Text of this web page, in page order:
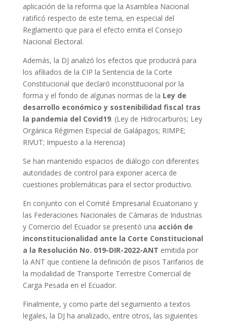
aplicación de la reforma que la Asamblea Nacional
ratificó respecto de este tema, en especial del
Reglamento que para el efecto emita el Consejo
Nacional Electoral.
Además, la DJ analizó los efectos que producirá para
los afiliados de la CIP la Sentencia de la Corte
Constitucional que declaró inconstitucional por la
forma y el fondo de algunas normas de la Ley de
desarrollo económico y sostenibilidad fiscal tras
la pandemia del Covid19. (Ley de Hidrocarburos; Ley
Orgánica Régimen Especial de Galápagos; RIMPE;
RIVUT; Impuesto a la Herencia)
Se han mantenido espacios de diálogo con diferentes
autoridades de control para exponer acerca de
cuestiones problemáticas para el sector productivo.
En conjunto con el Comité Empresarial Ecuatoriano y
las Federaciones Nacionales de Cámaras de Industrias
y Comercio del Ecuador se presentó una acción de
inconstitucionalidad ante la Corte Constitucional
a la Resolución No. 019-DIR-2022-ANT emitida por
la ANT que contiene la definición de pisos Tarifarios de
la modalidad de Transporte Terrestre Comercial de
Carga Pesada en el Ecuador.
Finalmente, y como parte del seguimiento a textos
legales, la DJ ha analizado, entre otros, las siguientes